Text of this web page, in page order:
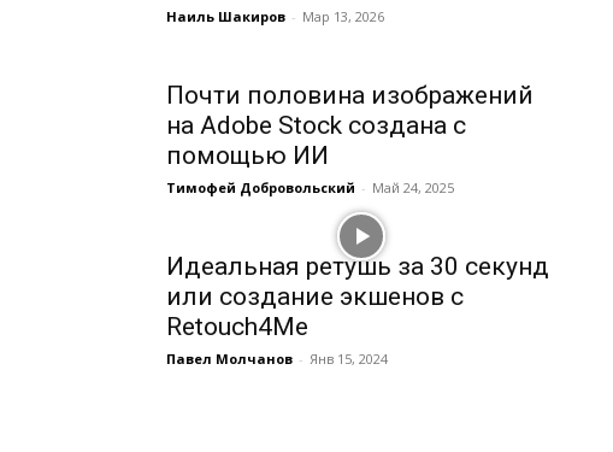
Наиль Шакиров - Мар 13, 2026
Почти половина изображений
на Adobe Stock создана с
помощью ИИ
Тимофей Добровольский - Май 24, 2025
Идеальная ретушь за 30 секунд
или создание экшенов с
Retouch4Me
Павел Молчанов - Янв 15, 2024